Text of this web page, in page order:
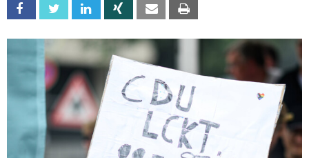
Facebook Twitter Linkedin Xing Email